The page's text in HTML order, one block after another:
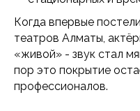
Когда впервые
театров Алматы,
«живой» - звук стал
пор это покрытие
профессионалов.